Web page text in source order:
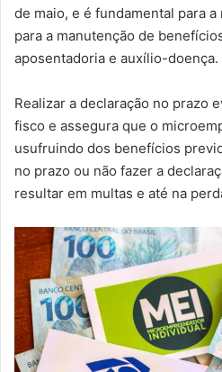
de maio, e é fundamental para
para a manutenção de
aposentadoria e auxílio-doença.
Realizar a declaração no prazo
fisco e assegura que o
usufruindo dos benefícios
no prazo ou não fazer a
resultar em multas e até na